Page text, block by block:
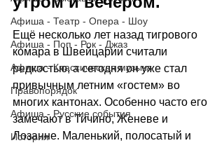
Афиша - Театр - Опера - Шоу
Афиша - Поп - Рок - Джаз
Афиша - Классическая музыка
Правопорядок
Афиша - Русские события
История
Ещё несколько лет назад тигрового
комара в Швейцарии считали
редкостью, а сегодня он уже стал
привычным летним «гостем» во
многих кантонах. Особенно часто его
замечают в Тичино, Женеве и
Лозанне. Маленький, полосатый и